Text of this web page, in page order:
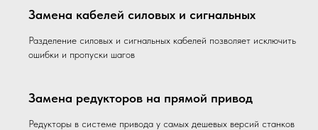
Замена кабелей силовых и сигнальных
Разделение силовых и сигнальных кабелей позволяет исключить
ошибки и пропуски шагов
Замена редукторов на прямой привод
Редукторы в системе привода у самых дешевых версий станков